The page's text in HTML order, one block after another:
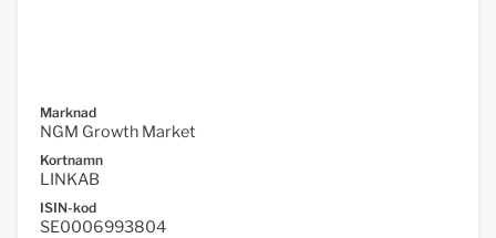
Marknad
NGM Growth Market
Kortnamn
LINKAB
ISIN-kod
SE0006993804